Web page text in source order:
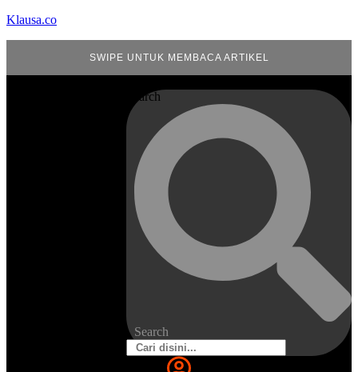
Klausa.co
SWIPE UNTUK MEMBACA ARTIKEL
Search
Search